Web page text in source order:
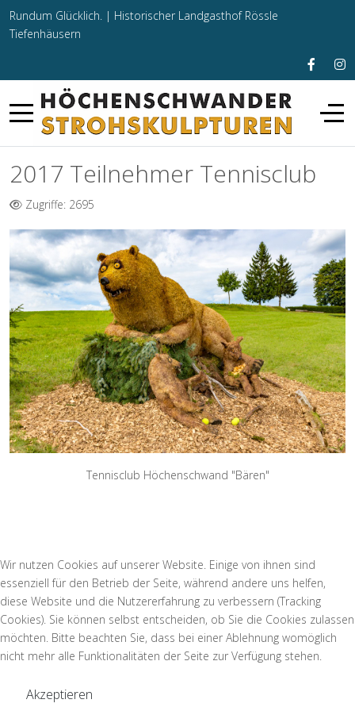
Rundum Glücklich. | Historischer Landgasthof Rössle
Tiefenhäusern
2017 Teilnehmer Tennisclub
Zugriffe: 2695
Tennisclub Höchenschwand "Bären"
Wir nutzen Cookies auf unserer Website. Einige von ihnen sind
essenziell für den Betrieb der Seite, während andere uns helfen,
diese Website und die Nutzererfahrung zu verbessern (Tracking
Cookies). Sie können selbst entscheiden, ob Sie die Cookies zulassen
möchten. Bitte beachten Sie, dass bei einer Ablehnung womöglich
nicht mehr alle Funktionalitäten der Seite zur Verfügung stehen.
Akzeptieren